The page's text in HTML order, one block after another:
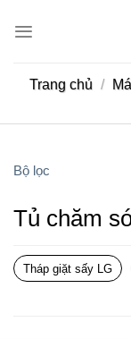
Trang chủ /
Bộ lọc
Tủ chăm
Tháp giặt sấy LG